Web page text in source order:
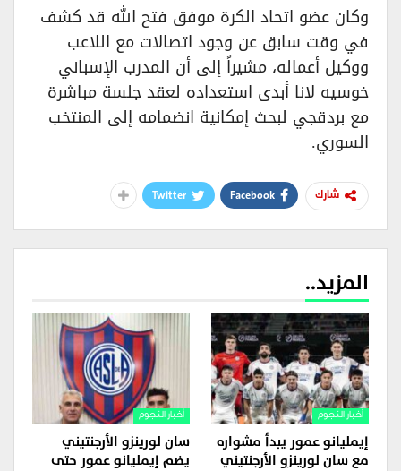
وكان عضو اتحاد الكرة موفق فتح الله قد كشف
في وقت سابق عن وجود اتصالات مع اللاعب
ووكيل أعماله، مشيراً إلى أن المدرب الإسباني
خوسيه لانا أبدى استعداده لعقد جلسة مباشرة
مع بردقجي لبحث إمكانية انضمامه إلى المنتخب
السوري.
شارك Facebook
Twitter
المزيد..
أخبار النجوم
إيمليانو عمور يبدأ مشواره
مع سان لورينزو الأرجنتيني
أخبار النجوم
سان لورينزو الأرجنتيني
يضم إيمليانو عمور حتى